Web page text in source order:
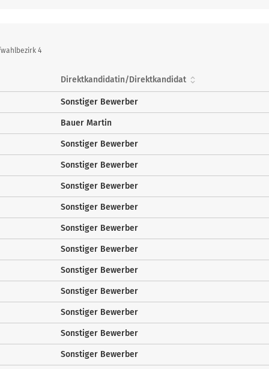
4
Direktkandidatin/Direktkandidat
Sonstiger Bewerber
Bauer Martin
Sonstiger Bewerber
Sonstiger Bewerber
Sonstiger Bewerber
Sonstiger Bewerber
Sonstiger Bewerber
Sonstiger Bewerber
Sonstiger Bewerber
Sonstiger Bewerber
Sonstiger Bewerber
Sonstiger Bewerber
Sonstiger Bewerber